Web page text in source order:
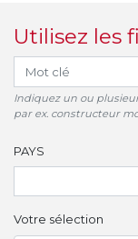
Utilisez les
Indiquez un ou
par ex. constructeur
PAYS
Votre sélection